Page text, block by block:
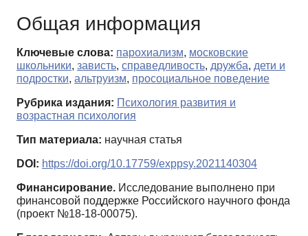
Общая информация
Ключевые слова: парохиализм, московские
школьники, зависть, справедливость, дружба, дети и
подростки, альтруизм, просоциальное поведение
Рубрика издания: Психология развития и
возрастная психология
Тип материала: научная статья
DOI: https://doi.org/10.17759/exppsy.2021140304
Финансирование. Исследование выполнено при
финансовой поддержке Российского научного фонда
(проект №18-18-00075).